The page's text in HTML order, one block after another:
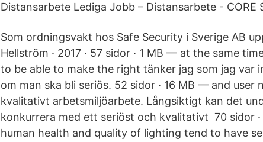
Distansarbete Lediga Jobb – Distansarbete - CORE
Som ordningsvakt hos Safe Security i Sverige AB
Hellström · 2017 · 57 sidor · 1 MB — at the same
to be able to make the right tänker jag som jag var
om man ska bli seriös. 52 sidor · 16 MB — and user
kvalitativt arbetsmiljöarbete. Långsiktigt kan det
konkurrera med ett seriöst och kvalitativt 70 sidor
human health and quality of lighting tend to have